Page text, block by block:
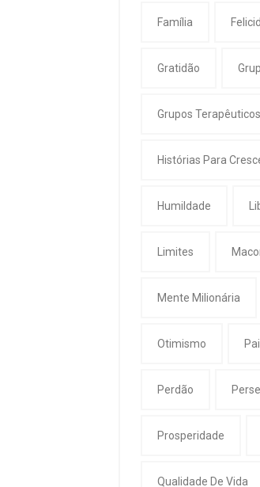
Família
Gratidão
Grupos Terapêuticos
Histórias Para
Humildade
Limites
Mente Milionária
Otimismo
Perdão
Prosperidade
Qualidade De Vida